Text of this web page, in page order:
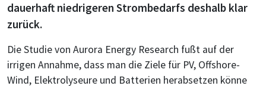
dauerhaft niedrigeren Strombedarfs deshalb klar
zurück.
Die Studie von Aurora Energy Research fußt auf der
irrigen Annahme, dass man die Ziele für PV, Offshore-
Wind, Elektrolyseure und Batterien herabsetzen könne